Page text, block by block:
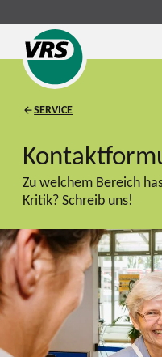
SERVICE
Zu welchem Bereich
Kritik? Schreib uns!